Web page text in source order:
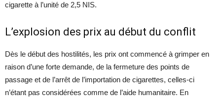
cigarette à l’unité de 2,5 NIS.
L’explosion des prix au début du conflit
Dès le début des hostilités, les prix ont commencé à grimper en
raison d’une forte demande, de la fermeture des points de
passage et de l’arrêt de l’importation de cigarettes, celles-ci
n’étant pas considérées comme de l’aide humanitaire. En